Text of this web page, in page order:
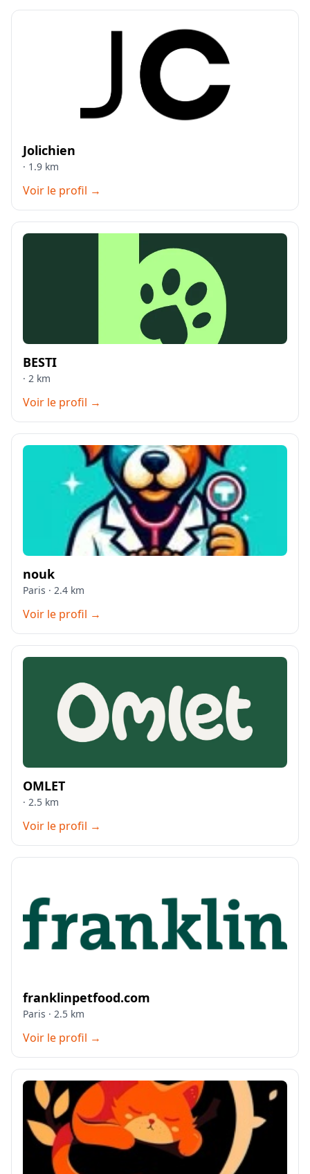
Jolichien
· 1.9 km
Voir le profil →
BESTI
· 2 km
Voir le profil →
nouk
Paris · 2.4 km
Voir le profil →
OMLET
· 2.5 km
Voir le profil →
franklinpetfood.com
Paris · 2.5 km
Voir le profil →